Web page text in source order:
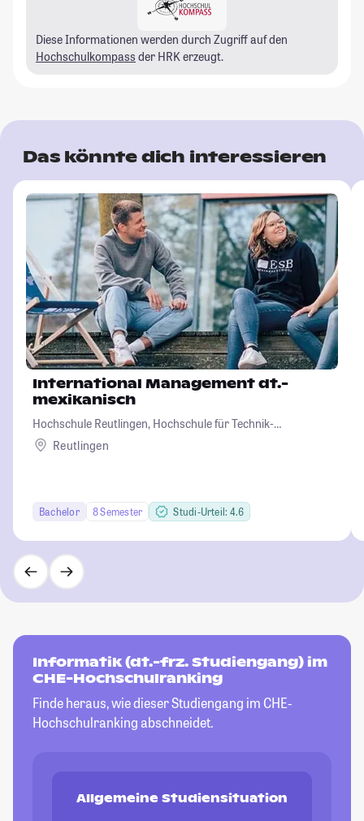
Diese Informationen werden durch Zugriff auf den
Hochschulkompass der HRK erzeugt.
Das könnte dich interessieren
International Management dt.-
mexikanisch
Hochschule Reutlingen, Hochschule für Technik-
Wirtschaft-Informatik-Design
Reutlingen
Bachelor 8 Semester Studi-Urteil: 4.6
Informatik (dt.-frz. Studiengang) im
CHE-Hochschulranking
Finde heraus, wie dieser Studiengang im CHE-
Hochschulranking abschneidet.
Allgemeine Studiensituation